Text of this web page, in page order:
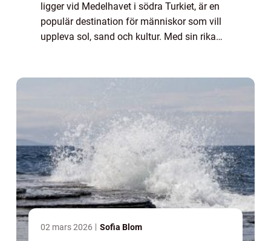
ligger vid Medelhavet i södra Turkiet, är en
populär destination för människor som vill
uppleva sol, sand och kultur. Med sin rika
02 mars 2026 Sofia Blom